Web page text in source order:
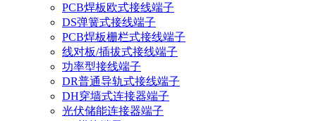
PCB焊板欧式接线端子
DS弹簧式接线端子
PCB焊板栅栏式接线端子
线对板/插拔式接线端子
功率型接线端子
DR普通导轨式接线端子
DH穿墙式连接器端子
光伏储能连接器端子